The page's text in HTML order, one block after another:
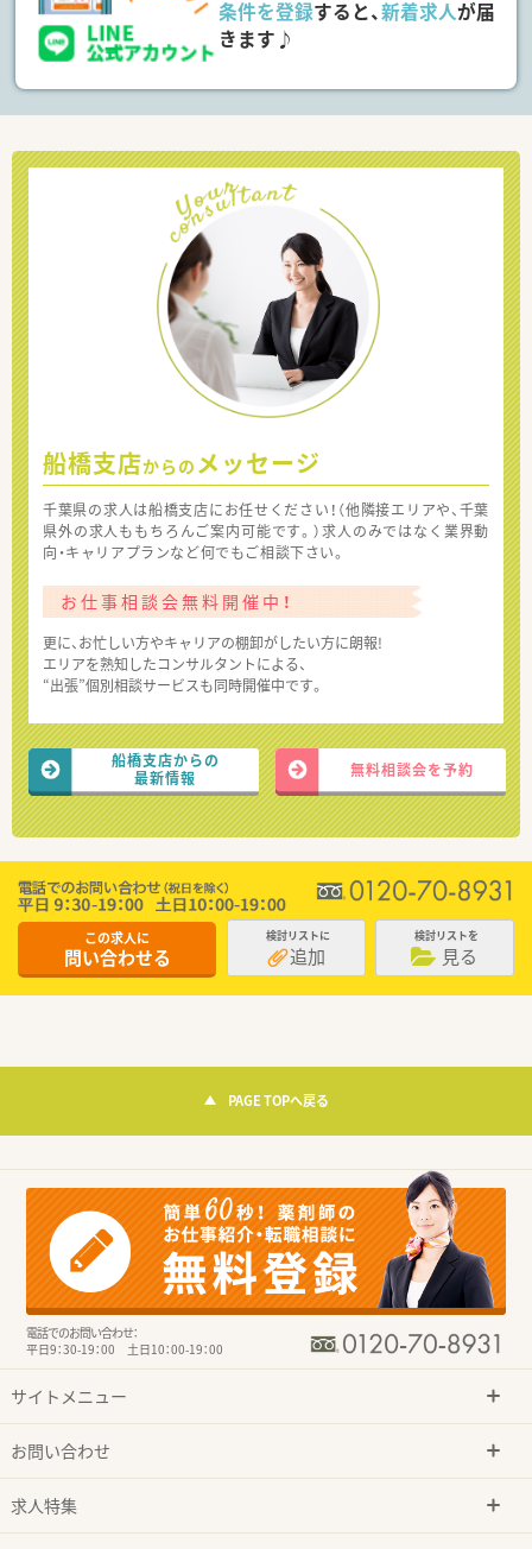
条件を登録すると、新着求人が届
きます♪
船橋支店からの メッセージ
千葉県の求人は船橋支店にお任せください！（他隣接エリアや、千葉
県外の求人ももちろんご案内可能です。）求人のみではなく業界動
向・キャリアプランなど何でもご相談下さい。
お仕事相談会無料開催中！
更に、お忙しい方やキャリアの棚卸がしたい方に朗報!
エリアを熟知したコンサルタントによる、
“出張”個別相談サービスも同時開催中です。
船橋支店からの
最新情報
無料相談会を予約
この求人に
問い合わせる
検討リストに
追加
検討リストを
見る
PAGE TOPへ戻る
電話でのお問い合わせ：
平日9：30-19：00 土日10：00-19：00
サイトメニュー
お問い合わせ
求人特集